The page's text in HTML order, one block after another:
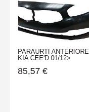
PARAURTI ANTERIORE
KIA CEE'D 01/12>
85,57 €